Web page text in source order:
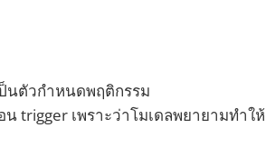
นตัวกำหนดพฤติกรรม
trigger เพราะว่าโมเดลพยายามทำให้